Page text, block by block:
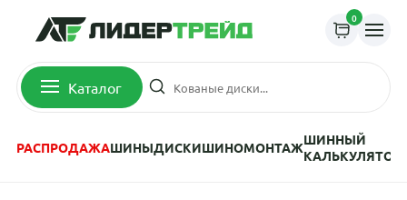
0
Каталог
РАСПРОДАЖАШИНЫДИСКИШИНОМОНТАЖШИННЫЙ
КАЛЬКУЛЯТОР